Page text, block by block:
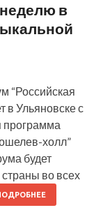
в
“Российская
в Ульяновске с
программа
холл”
будет
во всех